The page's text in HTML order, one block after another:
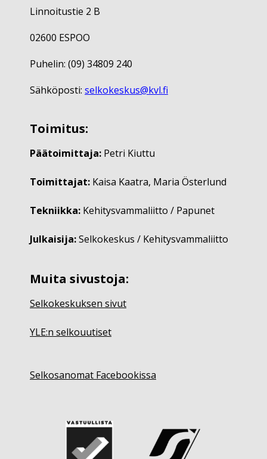
Linnoitustie 2 B
02600 ESPOO
Puhelin: (09) 34809 240
Sähköposti: selkokeskus@kvl.fi
Toimitus:
Päätoimittaja: Petri Kiuttu
Toimittajat: Kaisa Kaatra, Maria Österlund
Tekniikka: Kehitysvammaliitto / Papunet
Julkaisija:Selkokeskus / Kehitysvammaliitto
Muita sivustoja:
Selkokeskuksen sivut
YLE:n selkouutiset
Selkosanomat Facebookissa